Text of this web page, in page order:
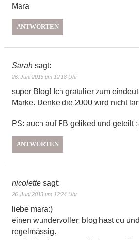
Mara
ANTWORTEN
Sarah sagt:
26. Juni 2013 um 12:18 Uhr
super Blog! Ich gratulier zum
Marke. Denke die 2000 wird nicht
PS: auch auf FB geliked und geteilt
ANTWORTEN
nicolette sagt:
26. Juni 2013 um 12:24 Uhr
liebe mara:)
einen wundervollen blog hast du
regelmässig.